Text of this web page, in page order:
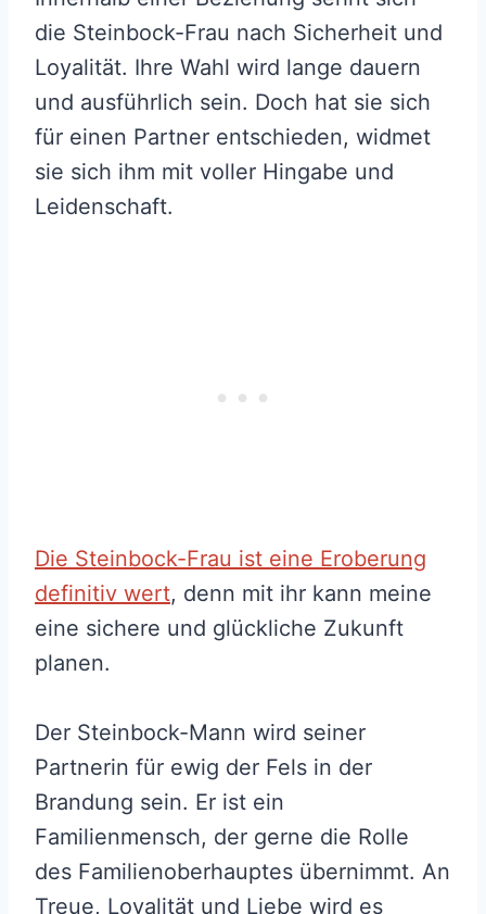
die Steinbock-Frau nach Sicherheit und
Loyalität. Ihre Wahl wird lange dauern
und ausführlich sein. Doch hat sie sich
für einen Partner entschieden, widmet
sie sich ihm mit voller Hingabe und
Leidenschaft.
Die Steinbock-Frau ist eine Eroberung
definitiv wert, denn mit ihr kann meine
eine sichere und glückliche Zukunft
planen.
Der Steinbock-Mann wird seiner
Partnerin für ewig der Fels in der
Brandung sein. Er ist ein
Familienmensch, der gerne die Rolle
des Familienoberhauptes übernimmt. An
Treue, Loyalität und Liebe wird es